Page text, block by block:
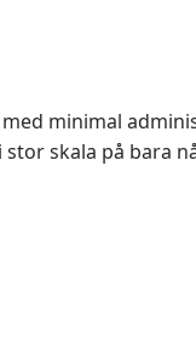
minimal
skala på bara